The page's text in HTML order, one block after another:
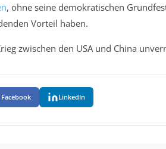
, ohne seine demokratischen
Vorteil haben.
zwischen den USA und China
Facebook LinkedIn